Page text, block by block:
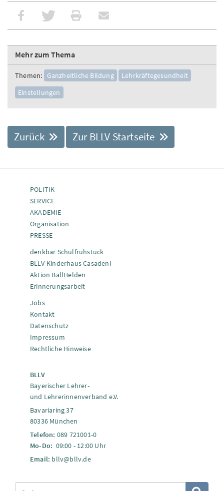
Mehr zum Thema
Themen: Ganzheitliche Bildung
Lehrkräftegesundheit
Einstellungen
Zurück Zur BLLV Startseite
POLITIK
SERVICE
AKADEMIE
Organisation
PRESSE
denkbar Schulfrühstück
BLLV-Kinderhaus Casadeni
Aktion BallHelden
Erinnerungsarbeit
Jobs
Kontakt
Datenschutz
Impressum
Rechtliche Hinweise
BLLV
Bayerischer Lehrer-
und Lehrerinnenverband e.V.
Bavariaring 37
80336 München
Telefon: 089 721001-0
Mo-Do: 09:00 - 12:00 Uhr
Email: bllv@bllv.de